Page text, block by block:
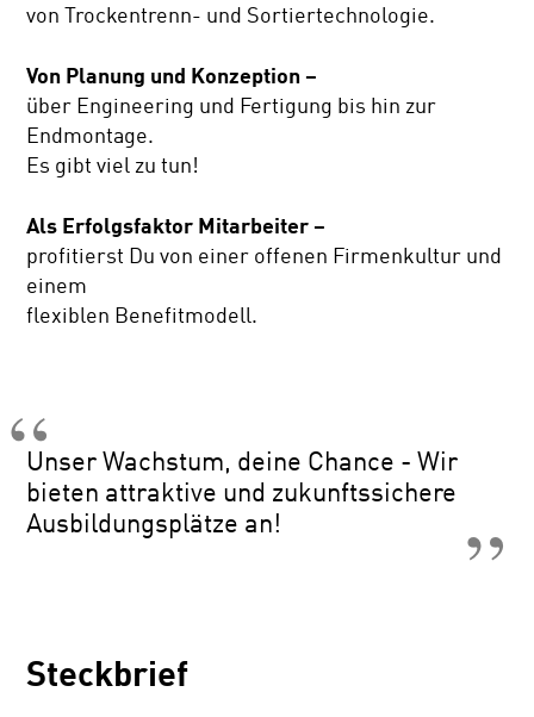
von Trockentrenn- und Sortiertechnologie.
Von Planung und Konzeption –
über Engineering und Fertigung bis hin zur
Endmontage.
Es gibt viel zu tun!
Als Erfolgsfaktor Mitarbeiter –
profitierst Du von einer offenen Firmenkultur und
einem
flexiblen Benefitmodell.
Unser Wachstum, deine Chance - Wir
bieten attraktive und zukunftssichere
Ausbildungsplätze an!
Steckbrief